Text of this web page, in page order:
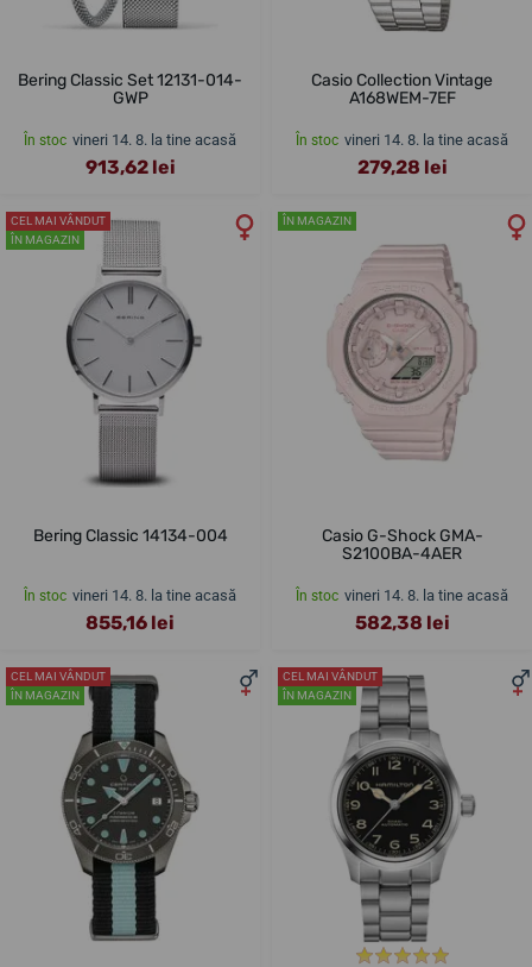
Bering Classic Set 12131-014-
GWP
În stoc vineri 14. 8. la tine acasă
913,62 lei
Casio Collection Vintage
A168WEM-7EF
În stoc vineri 14. 8. la tine acasă
279,28 lei
CEL MAI VÂNDUT
ÎN MAGAZIN
Bering Classic 14134-004
În stoc vineri 14. 8. la tine acasă
855,16 lei
ÎN MAGAZIN
Casio G-Shock GMA-
S2100BA-4AER
În stoc vineri 14. 8. la tine acasă
582,38 lei
CEL MAI VÂNDUT
ÎN MAGAZIN
CEL MAI VÂNDUT
ÎN MAGAZIN